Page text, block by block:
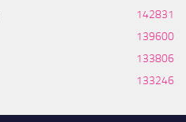
142831
139600
133806
133246